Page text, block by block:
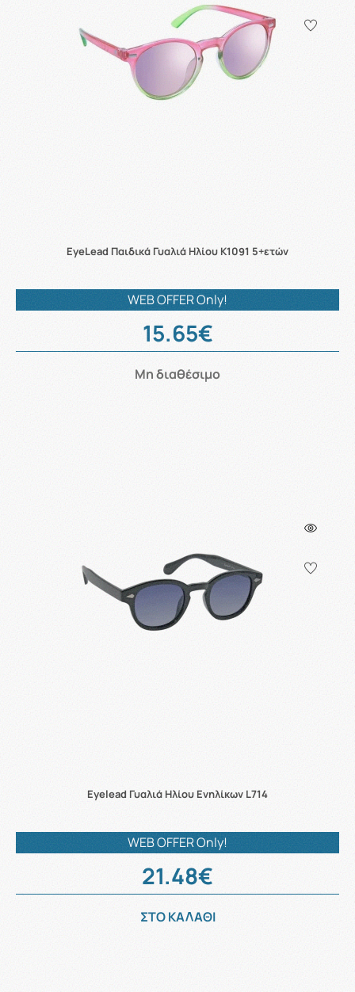
EyeLead Παιδικά Γυαλιά Ηλίου K1091 5+ετών
WEB OFFER Only!
15.65€
Μη διαθέσιμο
Eyelead Γυαλιά Ηλίου Ενηλίκων L714
WEB OFFER Only!
21.48€
ΣΤΟ ΚΑΛΑΘΙ